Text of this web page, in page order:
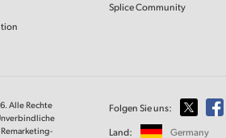
Splice Community
Alle Rechte
Folgen Sie uns:
Land:
Germany